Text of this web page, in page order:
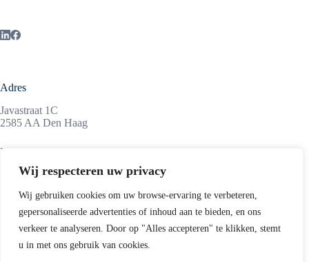
Wij respecteren uw privacy
Wij gebruiken cookies om uw browse-ervaring te verbeteren,
gepersonaliseerde advertenties of inhoud aan te bieden, en ons
verkeer te analyseren. Door op "Alles accepteren" te klikken, stemt
u in met ons gebruik van cookies.
Adres
Javastraat 1C
2585 AA Den Haag
Maandag tot vrijdag
08:45 – 17:15 uur
Informatie
ScheerSanders is een middelgroot advocatenkantoor,
gevestigd in de Haagse Archipelbuurt, op enkele minuten van